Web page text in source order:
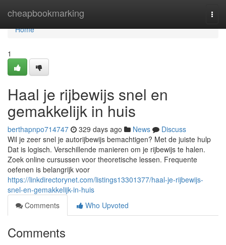
cheapbookmarking
Home
Home
1
Haal je rijbewijs snel en
gemakkelijk in huis
berthapnpo714747 329 days ago News
Discuss
Wil je zeer snel je autorijbewijs bemachtigen? Met de juiste hulp
Dat is logisch. Verschillende manieren om je rijbewijs te halen.
Zoek online cursussen voor theoretische lessen. Frequente
oefenen is belangrijk voor
https://linkdirectorynet.com/listings13301377/haal-je-rijbewijs-
snel-en-gemakkelijk-in-huis
Comments
Who Upvoted
Comments